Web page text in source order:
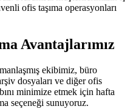
ofis taşıma operasyonları
Avantajlarımız
ekibimiz, büro
dosyaları ve diğer ofis
minimize etmek için hafta
seçeneği sunuyoruz.